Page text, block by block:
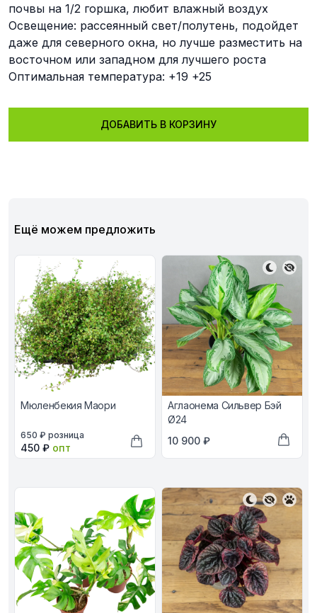
почвы на 1/2 горшка, любит влажный воздух
Освещение: рассеянный свет/полутень, подойдет
даже для северного окна, но лучше разместить на
восточном или западном для лучшего роста
Оптимальная температура: +19 +25
ДОБАВИТЬ В КОРЗИНУ
Ещё можем предложить
Мюленбекия Маори
В наличии, цена в рублях
650 ₽ розница
Оптовая цена в рублях
450 ₽ опт
Добавить в корзину
Аглаонема Сильвер Бэй
Ø24
В наличии, цена в рублях
10 900 ₽